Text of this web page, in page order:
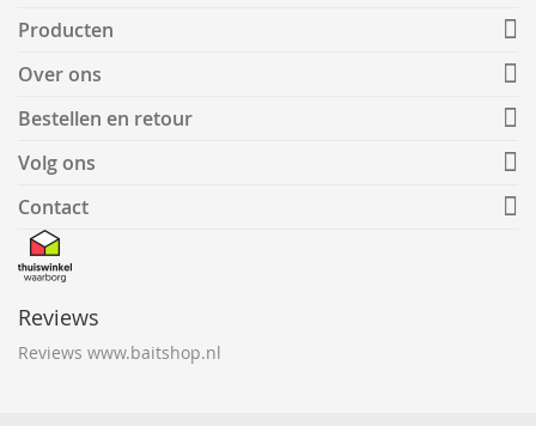
Producten
Over ons
Bestellen en retour
Volg ons
Contact
Reviews
Reviews www.baitshop.nl